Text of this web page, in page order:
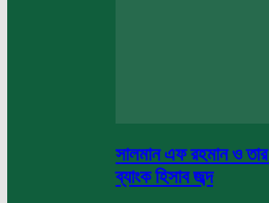
সালমান এফ রহমান ও তার
ব্যাংক হিসাব জব্দ